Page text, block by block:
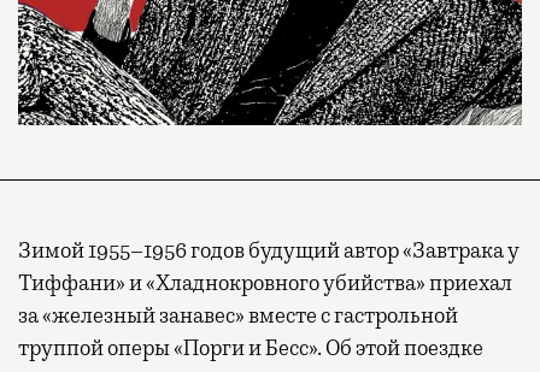
Зимой 1955–1956 годов будущий автор «Завтрака у
Тиффани» и «Хладнокровного убийства» приехал
за «железный занавес» вместе с гастрольной
труппой оперы «Порги и Бесс». Об этой поездке